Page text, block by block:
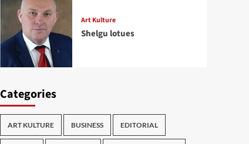
Art Kulture
Shelgu lotues
Categories
ART KULTURE BUSINESS EDITORIAL